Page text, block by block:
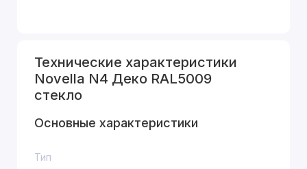
Технические характеристики
Novella N4 Деко RAL5009
стекло
Основные характеристики
Тип